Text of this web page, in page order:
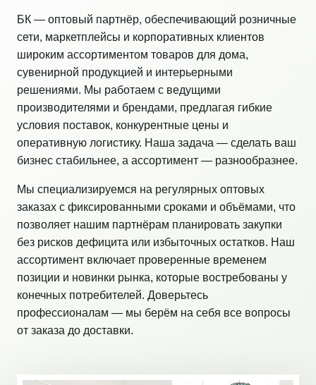
БК — оптовый партнёр, обеспечивающий розничные
сети, маркетплейсы и корпоративных клиентов
широким ассортиментом товаров для дома,
сувенирной продукцией и интерьерными
решениями. Мы работаем с ведущими
производителями и брендами, предлагая гибкие
условия поставок, конкурентные цены и
оперативную логистику. Наша задача — сделать ваш
бизнес стабильнее, а ассортимент — разнообразнее.
Мы специализируемся на регулярных оптовых
заказах с фиксированными сроками и объёмами, что
позволяет нашим партнёрам планировать закупки
без рисков дефицита или избыточных остатков. Наш
ассортимент включает проверенные временем
позиции и новинки рынка, которые востребованы у
конечных потребителей. Доверьтесь
профессионалам — мы берём на себя все вопросы
от заказа до доставки.